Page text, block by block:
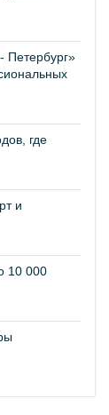
Петербург»
где
и
10 000